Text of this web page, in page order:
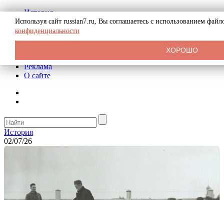
История
Биография
Криминал
СССР
Реклама
О сайте
История
02/07/26
Используя сайт russian7.ru, Вы соглашаетесь с использованием
конфиденциальности
ХОРОШО